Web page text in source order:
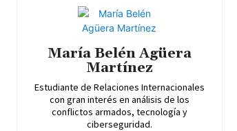
María Belén Agüera
Martínez
Estudiante de Relaciones Internacionales
con gran interés en análisis de los
conflictos armados, tecnología y
ciberseguridad.